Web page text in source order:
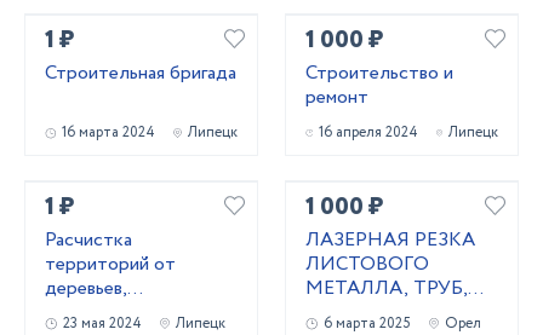
1 ₽
Строительная бригада
16 марта 2024 Липецк
1 000 ₽
Строительство и
ремонт
16 апреля 2024 Липецк
1 ₽
Расчистка
территорий от
деревьев,
кустарников и корней
23 мая 2024 Липецк
1 000 ₽
ЛАЗЕРНАЯ РЕЗКА
ЛИСТОВОГО
МЕТАЛЛА, ТРУБ,
ВИНТОВЫЕ СВАИ
6 марта 2025 Орел